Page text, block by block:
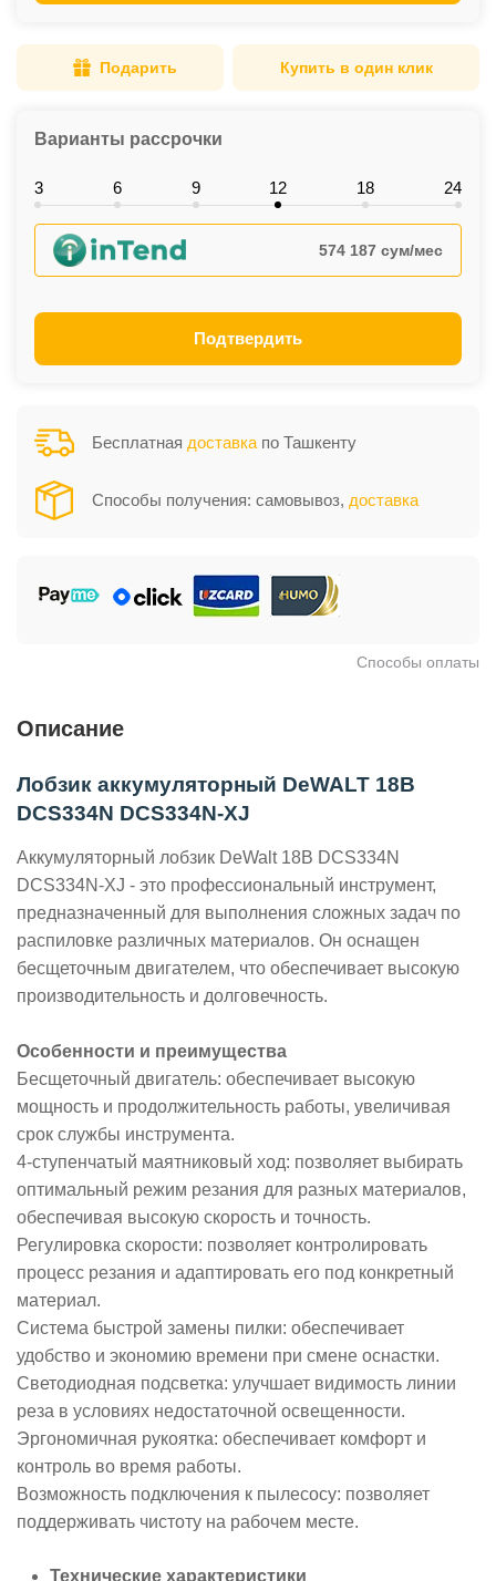
Подарить Купить в один клик
Варианты рассрочки
3 6 9 12 18 24
574 187 сум/мес
Подтвердить
Бесплатная доставка по Ташкенту
Способы получения: самовывоз, доставка
Способы оплаты
Описание
Лобзик аккумуляторный DeWALT 18В
DCS334N DCS334N-XJ
Аккумуляторный лобзик DeWalt 18В DCS334N
DCS334N-XJ - это профессиональный инструмент,
предназначенный для выполнения сложных задач по
распиловке различных материалов. Он оснащен
бесщеточным двигателем, что обеспечивает высокую
производительность и долговечность.
Особенности и преимущества
Бесщеточный двигатель: обеспечивает высокую
мощность и продолжительность работы, увеличивая
срок службы инструмента.
4-ступенчатый маятниковый ход: позволяет выбирать
оптимальный режим резания для разных материалов,
обеспечивая высокую скорость и точность.
Регулировка скорости: позволяет контролировать
процесс резания и адаптировать его под конкретный
материал.
Система быстрой замены пилки: обеспечивает
удобство и экономию времени при смене оснастки.
Светодиодная подсветка: улучшает видимость линии
реза в условиях недостаточной освещенности.
Эргономичная рукоятка: обеспечивает комфорт и
контроль во время работы.
Возможность подключения к пылесосу: позволяет
поддерживать чистоту на рабочем месте.
Технические характеристики